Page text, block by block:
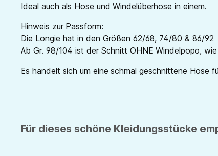
Ideal auch als Hose und Windelüberhose in einem.
Hinweis zur Passform:
Die Longie hat in den Größen 62/68, 74/80 & 86/92
Ab Gr. 98/104 ist der Schnitt OHNE Windelpopo,
Es handelt sich um eine schmal geschnittene Hose
Für dieses schöne Kleidungsstücke